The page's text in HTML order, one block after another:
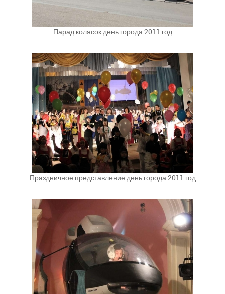
Парад колясок день города 2011 год
Праздничное представление день города 2011 год